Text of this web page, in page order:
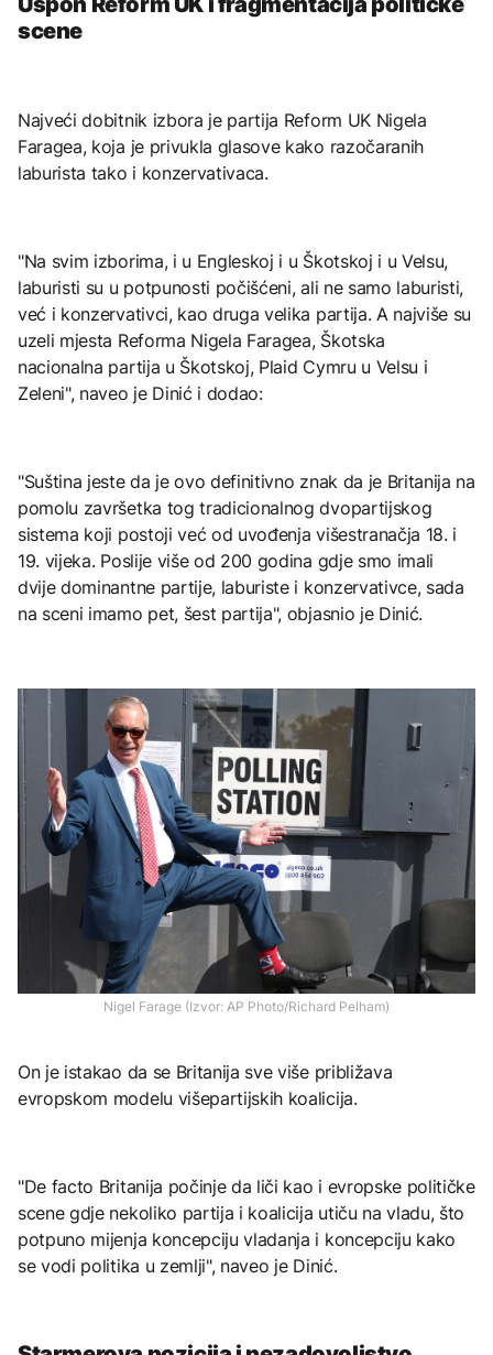
scene
Najveći dobitnik izbora je partija Reform UK Nigela
Faragea, koja je privukla glasove kako razočaranih
laburista tako i konzervativaca.
"Na svim izborima, i u Engleskoj i u Škotskoj i u Velsu,
laburisti su u potpunosti počišćeni, ali ne samo laburisti,
već i konzervativci, kao druga velika partija. A najviše su
uzeli mjesta Reforma Nigela Faragea, Škotska
nacionalna partija u Škotskoj, Plaid Cymru u Velsu i
Zeleni", naveo je Dinić i dodao:
"Suština jeste da je ovo definitivno znak da je Britanija na
pomolu završetka tog tradicionalnog dvopartijskog
sistema koji postoji već od uvođenja višestranačja 18. i
19. vijeka. Poslije više od 200 godina gdje smo imali
dvije dominantne partije, laburiste i konzervativce, sada
na sceni imamo pet, šest partija", objasnio je Dinić.
Nigel Farage (Izvor: AP Photo/Richard Pelham)
On je istakao da se Britanija sve više približava
evropskom modelu višepartijskih koalicija.
"De facto Britanija počinje da liči kao i evropske političke
scene gdje nekoliko partija i koalicija utiču na vladu, što
potpuno mijenja koncepciju vladanja i koncepciju kako
se vodi politika u zemlji", naveo je Dinić.